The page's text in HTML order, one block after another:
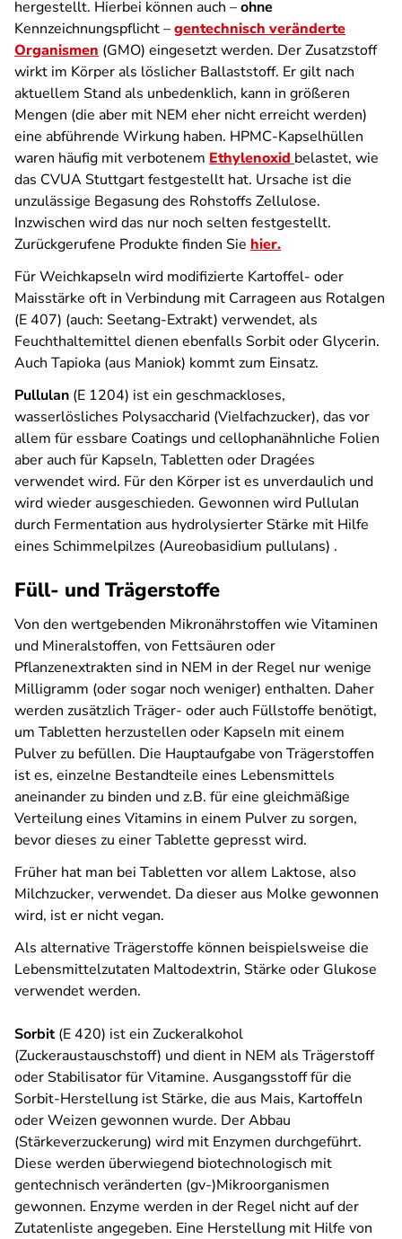
hergestellt. Hierbei können auch –ohne
Kennzeichnungspflicht –gentechnisch veränderte
Organismen (GMO) eingesetzt werden. Der Zusatzstoff
wirkt im Körper als löslicher Ballaststoff. Er gilt nach
aktuellem Stand als unbedenklich, kann in größeren
Mengen (die aber mit NEM eher nicht erreicht werden)
eine abführende Wirkung haben. HPMC-Kapselhüllen
waren häufig mit verbotenem Ethylenoxid belastet, wie
das CVUA Stuttgart festgestellt hat. Ursache ist die
unzulässige Begasung des Rohstoffs Zellulose.
Inzwischen wird das nur noch selten festgestellt.
Zurückgerufene Produkte finden Sie hier.
Für Weichkapseln wird modifizierte Kartoffel- oder
Maisstärke oft in Verbindung mit Carrageen aus Rotalgen
(E 407) (auch: Seetang-Extrakt) verwendet, als
Feuchthaltemittel dienen ebenfalls Sorbit oder Glycerin.
Auch Tapioka (aus Maniok) kommt zum Einsatz.
Pullulan (E 1204) ist ein geschmackloses,
wasserlösliches Polysaccharid (Vielfachzucker), das vor
allem für essbare Coatings und cellophanähnliche Folien
aber auch für Kapseln, Tabletten oder Dragées
verwendet wird. Für den Körper ist es unverdaulich und
wird wieder ausgeschieden. Gewonnen wird Pullulan
durch Fermentation aus hydrolysierter Stärke mit Hilfe
eines Schimmelpilzes (Aureobasidium pullulans) .
Füll- und Trägerstoffe
Von den wertgebenden Mikronährstoffen wie Vitaminen
und Mineralstoffen, von Fettsäuren oder
Pflanzenextrakten sind in NEM in der Regel nur wenige
Milligramm (oder sogar noch weniger) enthalten. Daher
werden zusätzlich Träger- oder auch Füllstoffe benötigt,
um Tabletten herzustellen oder Kapseln mit einem
Pulver zu befüllen. Die Hauptaufgabe von Trägerstoffen
ist es, einzelne Bestandteile eines Lebensmittels
aneinander zu binden und z.B. für eine gleichmäßige
Verteilung eines Vitamins in einem Pulver zu sorgen,
bevor dieses zu einer Tablette gepresst wird.
Früher hat man bei Tabletten vor allem Laktose, also
Milchzucker, verwendet. Da dieser aus Molke gewonnen
wird, ist er nicht vegan.
Als alternative Trägerstoffe können beispielsweise die
Lebensmittelzutaten Maltodextrin, Stärke oder Glukose
verwendet werden.
Sorbit(E 420) ist ein Zuckeralkohol
(Zuckeraustauschstoff) und dient in NEM als Trägerstoff
oder Stabilisator für Vitamine. Ausgangsstoff für die
Sorbit-Herstellung ist Stärke, die aus Mais, Kartoffeln
oder Weizen gewonnen wurde. Der Abbau
(Stärkeverzuckerung) wird mit Enzymen durchgeführt.
Diese werden überwiegend biotechnologisch mit
gentechnisch veränderten (gv-)Mikroorganismen
gewonnen. Enzyme werden in der Regel nicht auf der
Zutatenliste angegeben. Eine Herstellung mit Hilfe von